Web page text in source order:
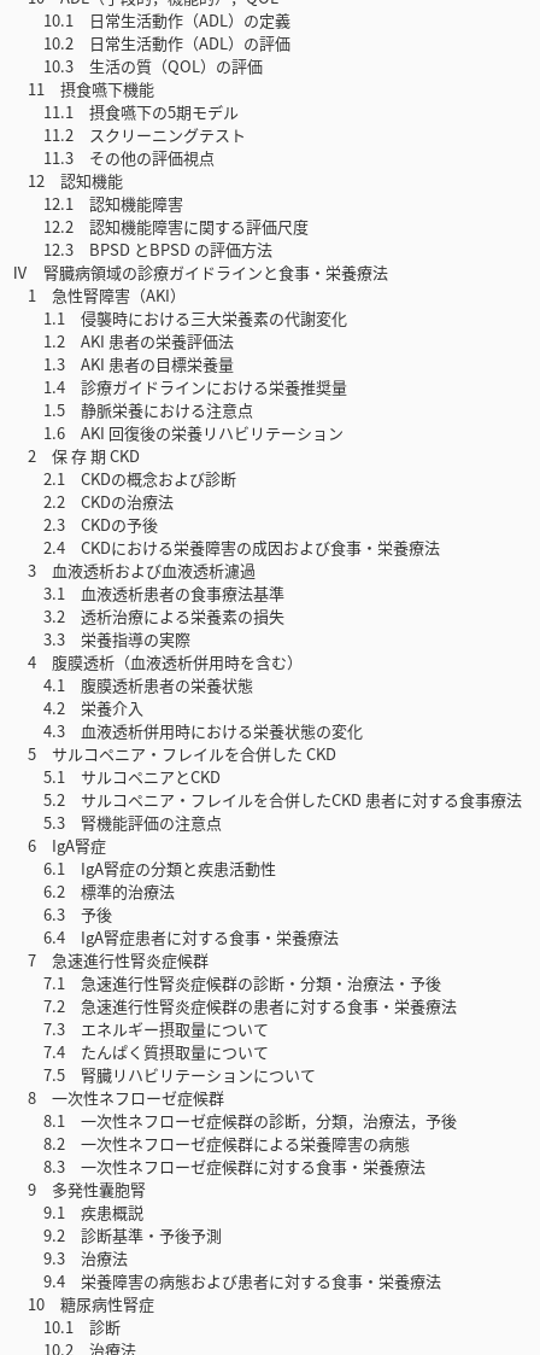
10.1 日常生活動作（ADL）の定義
10.2 日常生活動作（ADL）の評価
10.3 生活の質（QOL）の評価
11 摂食嚥下機能
11.1 摂食嚥下の5期モデル
11.2 スクリーニングテスト
11.3 その他の評価視点
12 認知機能
12.1 認知機能障害
12.2 認知機能障害に関する評価尺度
12.3 BPSD とBPSD の評価方法
Ⅳ 腎臓病領域の診療ガイドラインと食事・栄養療法
1 急性腎障害（AKI）
1.1 侵襲時における三大栄養素の代謝変化
1.2 AKI 患者の栄養評価法
1.3 AKI 患者の目標栄養量
1.4 診療ガイドラインにおける栄養推奨量
1.5 静脈栄養における注意点
1.6 AKI 回復後の栄養リハビリテーション
2 保 存 期 CKD
2.1 CKDの概念および診断
2.2 CKDの治療法
2.3 CKDの予後
2.4 CKDにおける栄養障害の成因および食事・栄養療法
3 血液透析および血液透析濾過
3.1 血液透析患者の食事療法基準
3.2 透析治療による栄養素の損失
3.3 栄養指導の実際
4 腹膜透析（血液透析併用時を含む）
4.1 腹膜透析患者の栄養状態
4.2 栄養介入
4.3 血液透析併用時における栄養状態の変化
5 サルコペニア・フレイルを合併した CKD
5.1 サルコペニアとCKD
5.2 サルコペニア・フレイルを合併したCKD 患者に対する食事療法
5.3 腎機能評価の注意点
6 IgA腎症
6.1 IgA腎症の分類と疾患活動性
6.2 標準的治療法
6.3 予後
6.4 IgA腎症患者に対する食事・栄養療法
7 急速進行性腎炎症候群
7.1 急速進行性腎炎症候群の診断・分類・治療法・予後
7.2 急速進行性腎炎症候群の患者に対する食事・栄養療法
7.3 エネルギー摂取量について
7.4 たんぱく質摂取量について
7.5 腎臓リハビリテーションについて
8 一次性ネフローゼ症候群
8.1 一次性ネフローゼ症候群の診断，分類，治療法，予後
8.2 一次性ネフローゼ症候群による栄養障害の病態
8.3 一次性ネフローゼ症候群に対する食事・栄養療法
9 多発性囊胞腎
9.1 疾患概説
9.2 診断基準・予後予測
9.3 治療法
9.4 栄養障害の病態および患者に対する食事・栄養療法
10 糖尿病性腎症
10.1 診断
10.2 治療法